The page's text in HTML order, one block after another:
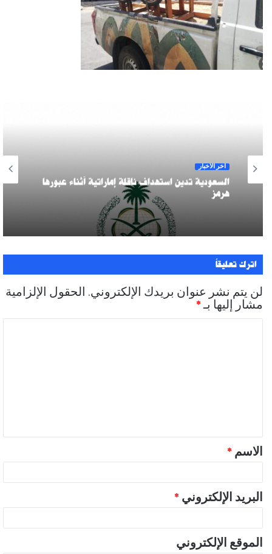
آخر الأخبار
السعودية تدين استهداف ناقلة إماراتية أثناء عبورها
هرمز
اترك تعليقاً
لن يتم نشر عنوان بريدك الإلكتروني. الحقول الإلزامية
مشار إليها بـ*
ق
*
الاسم *
البريد الإلكتروني *
الموقع الإلكتروني